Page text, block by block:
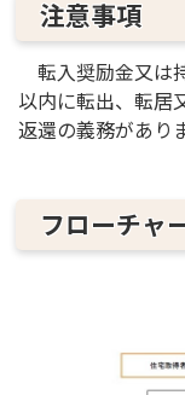
注意事項
転入奨励金又は
以内に転出、転居
返還の義務があり
フローチャ